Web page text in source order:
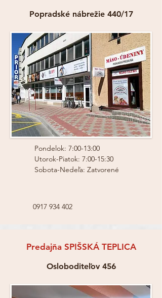
Popradské nábrežie 440/17
Pondelok: 7:00-13:00
Utorok-Piatok: 7:00-15:30
Sobota-Nedeľa: Zatvorené
0917 934 402
Predajňa SPIŠSKÁ TEPLICA
Osloboditeľov 456